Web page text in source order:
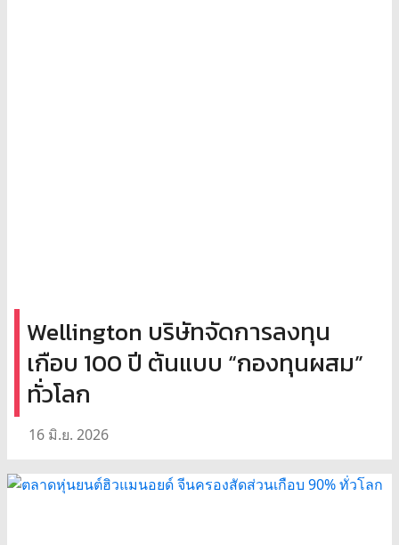
Wellington บริษัทจัดการลงทุน
เกือบ 100 ปี ต้นแบบ “กองทุนผสม”
ทั่วโลก
16 มิ.ย. 2026